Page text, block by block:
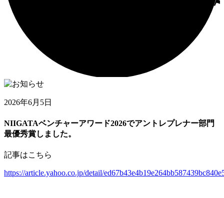
2026年6月5日
NIIGATAベンチャーアワード2026でアントレプレナー部門
最優秀賞しました。
記事はこちら
https://article.yahoo.co.jp/detail/